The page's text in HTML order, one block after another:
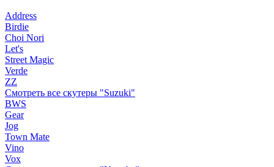
Address
Birdie
Choi Nori
Let's
Street Magic
Verde
ZZ
Смотреть все скутеры "Suzuki"
BWS
Gear
Jog
Town Mate
Vino
Vox